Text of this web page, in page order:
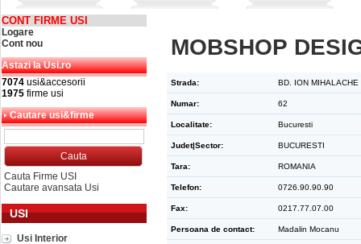
CONT FIRME USI
Logare
Cont nou
Astazi la Usi.ro
7074 usi&accesorii
1975 firme usi
Cautare usi&firme
Cauta Firme USI
Cautare avansata Usi
USI
Usi Interior
MOBSHOP
Strada: BD. ION MIHALACHE
Numar: 62
Localitate: Bucuresti
Judet|Sector: BUCURESTI
Tara: ROMANIA
Telefon: 0726.90.90.90
Fax: 0217.77.07.00
Persoana de contact: Madalin Mocanu